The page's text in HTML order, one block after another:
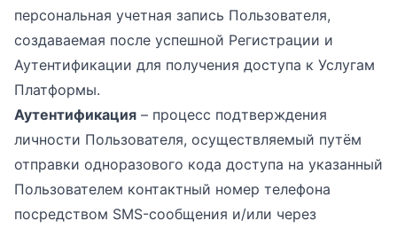
персональная учетная запись Пользователя,
создаваемая после успешной Регистрации и
Аутентификации для получения доступа к Услугам
Платформы.
Аутентификация – процесс подтверждения
личности Пользователя, осуществляемый путём
отправки одноразового кода доступа на указанный
Пользователем контактный номер телефона
посредством SMS-сообщения и/или через